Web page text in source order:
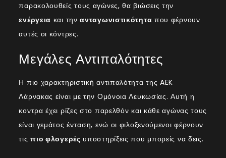
παρακολουθείς τους αγώνες, θα βιώσεις την
ενέργεια και τηνανταγωνιστικότητα που φέρνουν
αυτές οι κόντρες.
Μεγάλες Αντιπαλότητες
Η πιο χαρακτηριστική αντιπαλότητα της AEK
Λάρνακας είναι με την Ομόνοια Λευκωσίας. Αυτή η
κοντρα έχει ρίζες στο παρελθόν και κάθε αγώνας τους
είναι γεμάτος ένταση, ενώ οι φιλοξενούμενοι φέρνουν
τιςπιο φλογερές υποστηρίξεις που μπορείς να δεις.